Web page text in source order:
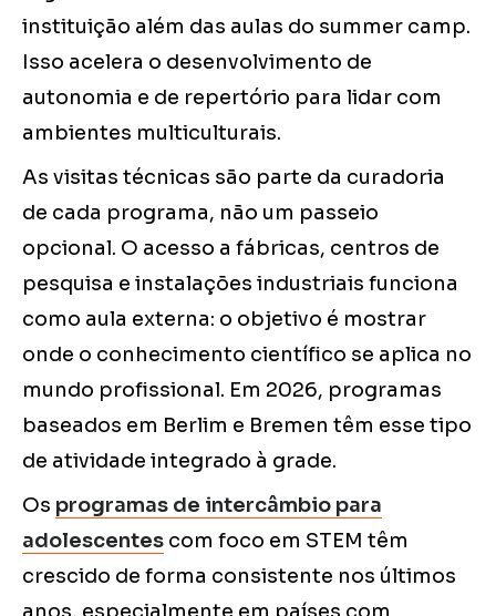
instituição além das aulas do summer camp.
Isso acelera o desenvolvimento de
autonomia e de repertório para lidar com
ambientes multiculturais.
As visitas técnicas são parte da curadoria
de cada programa, não um passeio
opcional. O acesso a fábricas, centros de
pesquisa e instalações industriais funciona
como aula externa: o objetivo é mostrar
onde o conhecimento científico se aplica no
mundo profissional. Em 2026, programas
baseados em Berlim e Bremen têm esse tipo
de atividade integrado à grade.
Os programas de intercâmbio para
adolescentes com foco em STEM têm
crescido de forma consistente nos últimos